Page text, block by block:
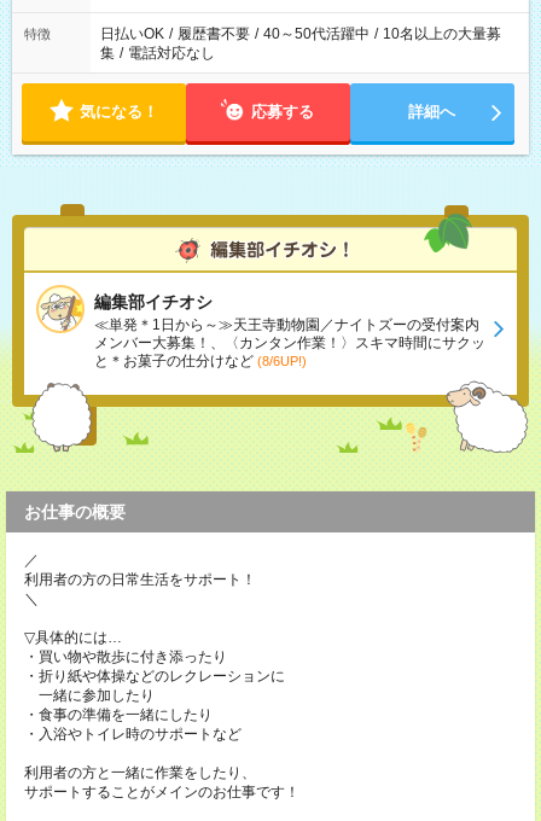
特徴 日払いOK / 履歴書不要 / 40～50代活躍中 / 10名以上の大量募
集 / 電話対応なし
気になる！ 応募する 詳細へ
編集部イチオシ
≪単発＊1日から～≫天王寺動物園／ナイトズーの受付案内
メンバー大募集！、〈カンタン作業！〉スキマ時間にサクッ
と＊お菓子の仕分けなど (8/6UP!)
お仕事の概要
／
利用者の方の日常生活をサポート！
＼
▽具体的には…
・買い物や散歩に付き添ったり
・折り紙や体操などのレクレーションに
一緒に参加したり
・食事の準備を一緒にしたり
・入浴やトイレ時のサポートなど
利用者の方と一緒に作業をしたり、
サポートすることがメインのお仕事です！